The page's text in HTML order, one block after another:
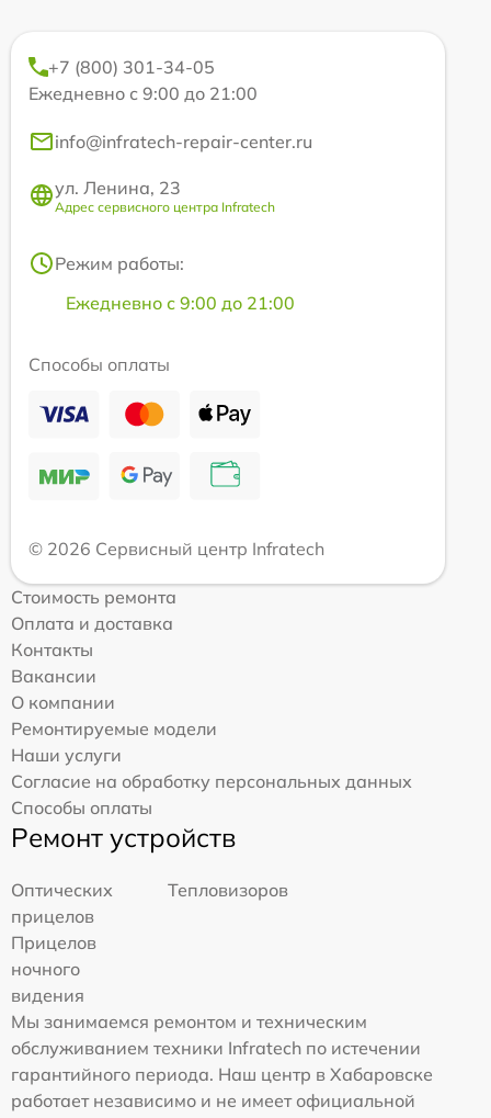
+7 (800) 301-34-05
Ежедневно с 9:00 до 21:00
info@infratech-repair-center.ru
ул. Ленина, 23
Адрес сервисного центра Infratech
Режим работы:
Ежедневно с 9:00 до 21:00
Способы оплаты
© 2026 Сервисный центр Infratech
Стоимость ремонта
Оплата и доставка
Контакты
Вакансии
О компании
Ремонтируемые модели
Наши услуги
Согласие на обработку персональных данных
Способы оплаты
Ремонт устройств
Оптических
прицелов
Тепловизоров
Прицелов
ночного
видения
Мы занимаемся ремонтом и техническим
обслуживанием техники Infratech по истечении
гарантийного периода. Наш центр в Хабаровске
работает независимо и не имеет официальной